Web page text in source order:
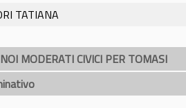
TATIANA
MODERATI CIVICI PER TOMASI